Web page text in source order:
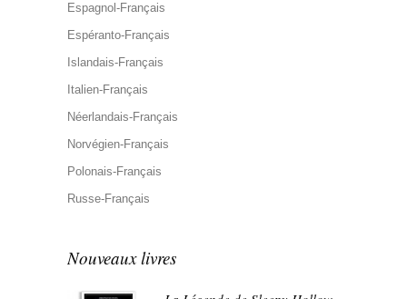
Espagnol-Français
Espéranto-Français
Islandais-Français
Italien-Français
Néerlandais-Français
Norvégien-Français
Polonais-Français
Russe-Français
Nouveaux livres